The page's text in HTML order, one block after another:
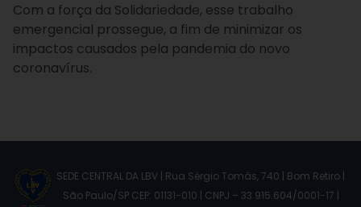
Com a força da Solidariedade, esse trabalho
emergencial prossegue, a fim de minimizar os
impactos causados pela pandemia do novo
coronavírus.
SEDE CENTRAL DA LBV | Rua Sérgio Tomás, 740 | Bom Retiro |
São Paulo/SP CEP: 01131-010 | CNPJ – 33.915.604/0001-17 |